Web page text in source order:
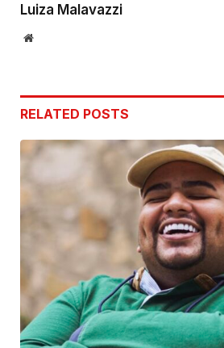
Luiza Malavazzi
Website
RELATED POSTS